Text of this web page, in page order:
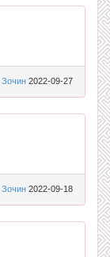
Зочин 2022-09-27
Зочин 2022-09-18